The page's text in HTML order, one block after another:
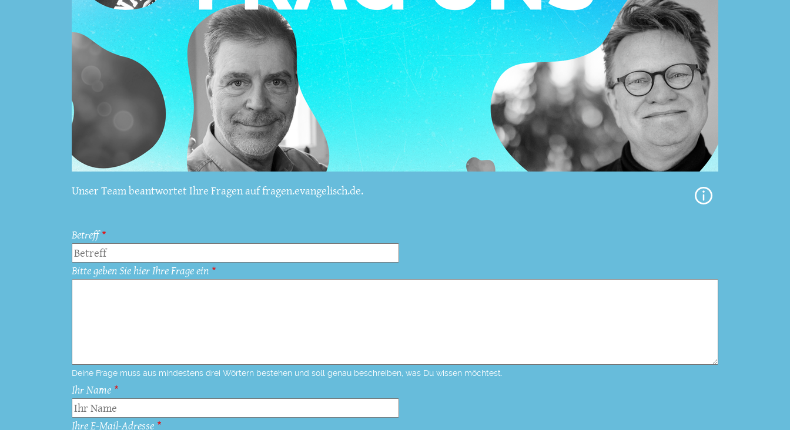
Unser Team beantwortet Ihre Fragen auf fragen.evangelisch.de.
Betreff
Bitte geben Sie hier Ihre Frage ein
Deine Frage muss aus mindestens drei Wörtern bestehen und soll genau beschreiben, was Du wissen möchtest.
Ihr Name
Ihre E-Mail-Adresse